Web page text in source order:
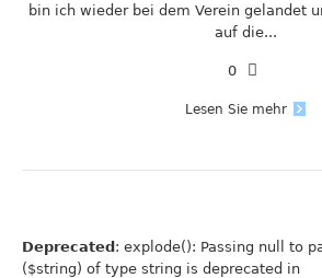
bin ich wieder bei dem Verein gelandet
auf die...
0
Lesen Sie mehr
Deprecated: explode(): Passing null to
($string) of type string is deprecated in